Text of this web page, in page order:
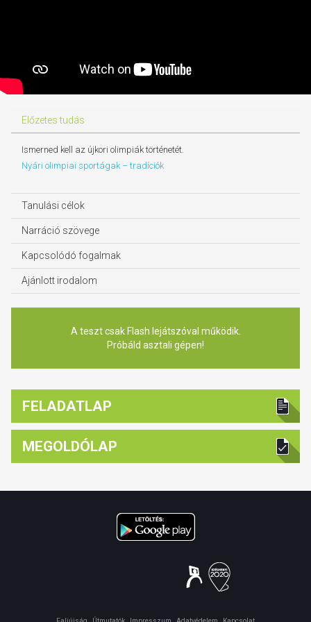
Előzetes tudás
Ismerned kell az újkori olimpiák történetét.
Nyári olimpiai sportágak – tradíciók
Tanulási célok
Narráció szövege
Kapcsolódó fogalmak
Ajánlott irodalom
A teszt csak Flash lejátszóval működik.
Próbáld asztali gépen!
FELADATLAP
MEGOLDÓLAP